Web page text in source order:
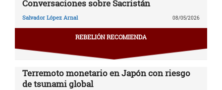
Conversaciones sobre Sacristán
Salvador López Arnal 08/05/2026
REBELIÓN RECOMIENDA
Terremoto monetario en Japón con riesgo
de tsunami global